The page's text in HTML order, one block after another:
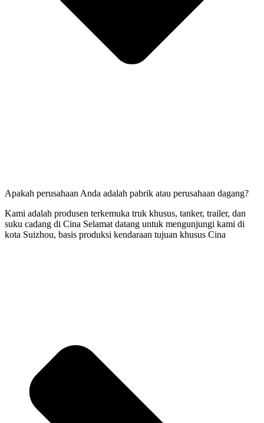
Apakah perusahaan Anda adalah pabrik atau perusahaan dagang?
Kami adalah produsen terkemuka truk khusus, tanker, trailer, dan
suku cadang di Cina Selamat datang untuk mengunjungi kami di
kota Suizhou, basis produksi kendaraan tujuan khusus Cina